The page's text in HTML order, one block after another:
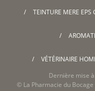
TEINTURE MERE EPS
VÉTÉRINAIRE
Dernière mise
© La Pharmacie du Bocage